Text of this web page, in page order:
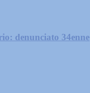
denunciato 34enne